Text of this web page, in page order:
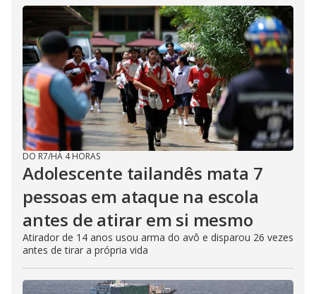
DO R7/HÁ 4 HORAS
Adolescente tailandês mata 7
pessoas em ataque na escola
antes de atirar em si mesmo
Atirador de 14 anos usou arma do avô e disparou 26 vezes
antes de tirar a própria vida